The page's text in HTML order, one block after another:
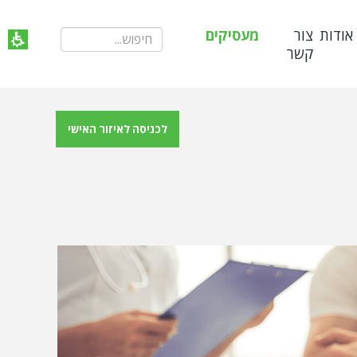
אודות צור
קשר
מעסיקים
לכניסה לאיזור האישי